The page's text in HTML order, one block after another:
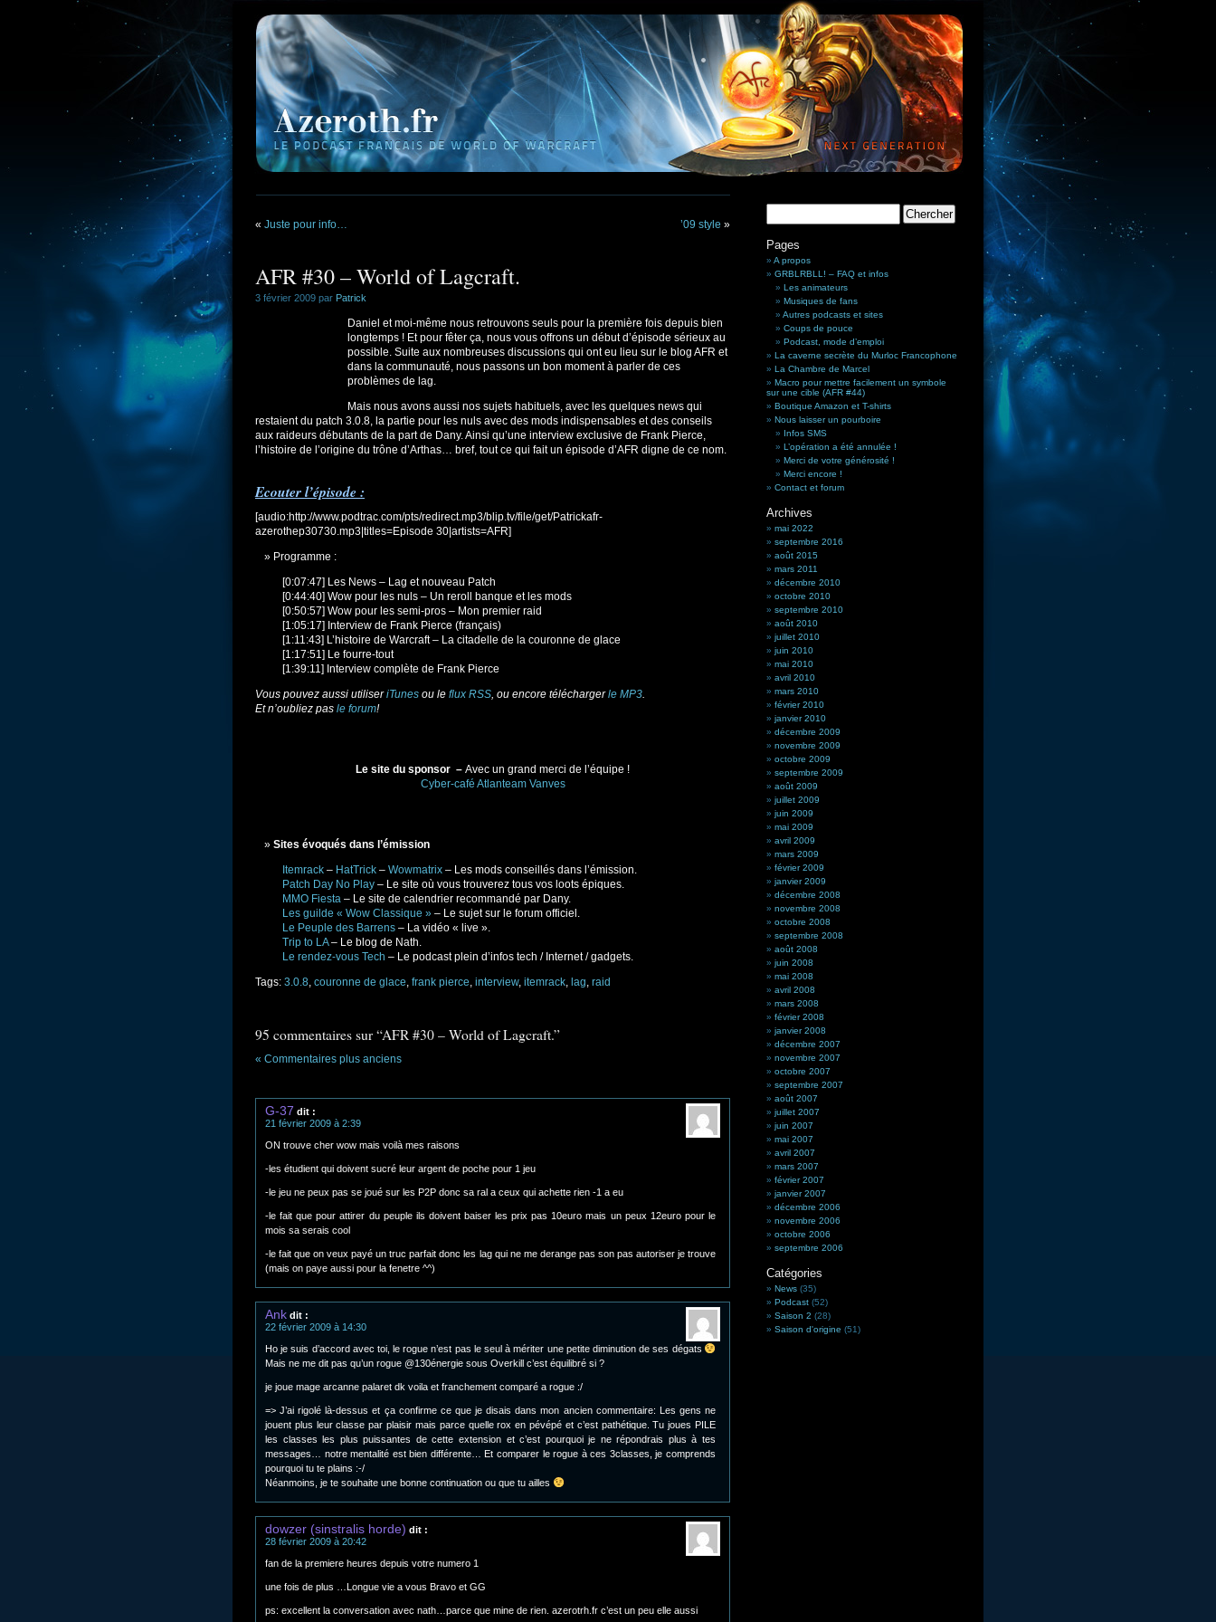
« Juste pour info… ’09 style »
AFR #30 – World of Lagcraft.
3 février 2009 par Patrick
Daniel et moi-même nous retrouvons seuls pour la première fois depuis bien
longtemps ! Et pour fêter ça, nous vous offrons un début d’épisode sérieux au
possible. Suite aux nombreuses discussions qui ont eu lieu sur le blog AFR et
dans la communauté, nous passons un bon moment à parler de ces
problèmes de lag.
Mais nous avons aussi nos sujets habituels, avec les quelques news qui
restaient du patch 3.0.8, la partie pour les nuls avec des mods indispensables et des conseils
aux raideurs débutants de la part de Dany. Ainsi qu’une interview exclusive de Frank Pierce,
l’histoire de l’origine du trône d’Arthas… bref, tout ce qui fait un épisode d’AFR digne de ce nom.
Ecouter l’épisode :
[audio:http://www.podtrac.com/pts/redirect.mp3/blip.tv/file/get/Patrickafr-
azerothep30730.mp3|titles=Episode 30|artists=AFR]
Programme :
[0:07:47] Les News – Lag et nouveau Patch
[0:44:40] Wow pour les nuls – Un reroll banque et les mods
[0:50:57] Wow pour les semi-pros – Mon premier raid
[1:05:17] Interview de Frank Pierce (français)
[1:11:43] L’histoire de Warcraft – La citadelle de la couronne de glace
[1:17:51] Le fourre-tout
[1:39:11] Interview complète de Frank Pierce
Vous pouvez aussi utiliseriTunes ou le flux RSS, ou encore téléchargerle MP3.
Et n’oubliez pas le forum!
Le site du sponsor – Avec un grand merci de l’équipe !
Cyber-café Atlanteam Vanves
Sites évoqués dans l’émission
Itemrack – HatTrick – Wowmatrix – Les mods conseillés dans l’émission.
Patch Day No Play – Le site où vous trouverez tous vos loots épiques.
MMO Fiesta – Le site de calendrier recommandé par Dany.
Les guilde « Wow Classique » – Le sujet sur le forum officiel.
Le Peuple des Barrens – La vidéo « live ».
Trip to LA– Le blog de Nath.
Le rendez-vous Tech – Le podcast plein d’infos tech / Internet / gadgets.
Tags: 3.0.8, couronne de glace, frank pierce, interview, itemrack, lag, raid
95 commentaires sur “AFR #30 – World of Lagcraft.”
« Commentaires plus anciens
G-37 dit :
21 février 2009 à 2:39
ON trouve cher wow mais voilà mes raisons
-les étudient qui doivent sucré leur argent de poche pour 1 jeu
-le jeu ne peux pas se joué sur les P2P donc sa ral a ceux qui achette rien -1 a eu
-le fait que pour attirer du peuple ils doivent baiser les prix pas 10euro mais un peux 12euro pour le
mois sa serais cool
-le fait que on veux payé un truc parfait donc les lag qui ne me derange pas son pas autoriser je trouve
(mais on paye aussi pour la fenetre ^^)
Ank dit :
22 février 2009 à 14:30
Ho je suis d’accord avec toi, le rogue n’est pas le seul à mériter une petite diminution de ses dégats
Mais ne me dit pas qu’un rogue @130énergie sous Overkill c’est équilibré si ?
je joue mage arcanne palaret dk voila et franchement comparé a rogue :/
=> J’ai rigolé là-dessus et ça confirme ce que je disais dans mon ancien commentaire: Les gens ne
jouent plus leur classe par plaisir mais parce quelle rox en pévépé et c’est pathétique. Tu joues PILE
les classes les plus puissantes de cette extension et c’est pourquoi je ne répondrais plus à tes
messages… notre mentalité est bien différente… Et comparer le rogue à ces 3classes, je comprends
pourquoi tu te plains :-/
Néanmoins, je te souhaite une bonne continuation ou que tu ailles
dowzer (sinstralis horde) dit :
28 février 2009 à 20:42
fan de la premiere heures depuis votre numero 1
une fois de plus …Longue vie a vous Bravo et GG
ps: excellent la conversation avec nath…parce que mine de rien. azerotrh.fr c’est un peu elle aussi
Pages
A propos
GRBLRBLL! – FAQ et infos
Les animateurs
Musiques de fans
Autres podcasts et sites
Coups de pouce
Podcast, mode d’emploi
La caverne secrète du Murloc Francophone
La Chambre de Marcel
Macro pour mettre facilement un symbole
sur une cible (AFR #44)
Boutique Amazon et T-shirts
Nous laisser un pourboire
Infos SMS
L’opération a été annulée !
Merci de votre générosité !
Merci encore !
Contact et forum
Archives
mai 2022
septembre 2016
août 2015
mars 2011
décembre 2010
octobre 2010
septembre 2010
août 2010
juillet 2010
juin 2010
mai 2010
avril 2010
mars 2010
février 2010
janvier 2010
décembre 2009
novembre 2009
octobre 2009
septembre 2009
août 2009
juillet 2009
juin 2009
mai 2009
avril 2009
mars 2009
février 2009
janvier 2009
décembre 2008
novembre 2008
octobre 2008
septembre 2008
août 2008
juin 2008
mai 2008
avril 2008
mars 2008
février 2008
janvier 2008
décembre 2007
novembre 2007
octobre 2007
septembre 2007
août 2007
juillet 2007
juin 2007
mai 2007
avril 2007
mars 2007
février 2007
janvier 2007
décembre 2006
novembre 2006
octobre 2006
septembre 2006
Catégories
News (35)
Podcast (52)
Saison 2 (28)
Saison d'origine (51)